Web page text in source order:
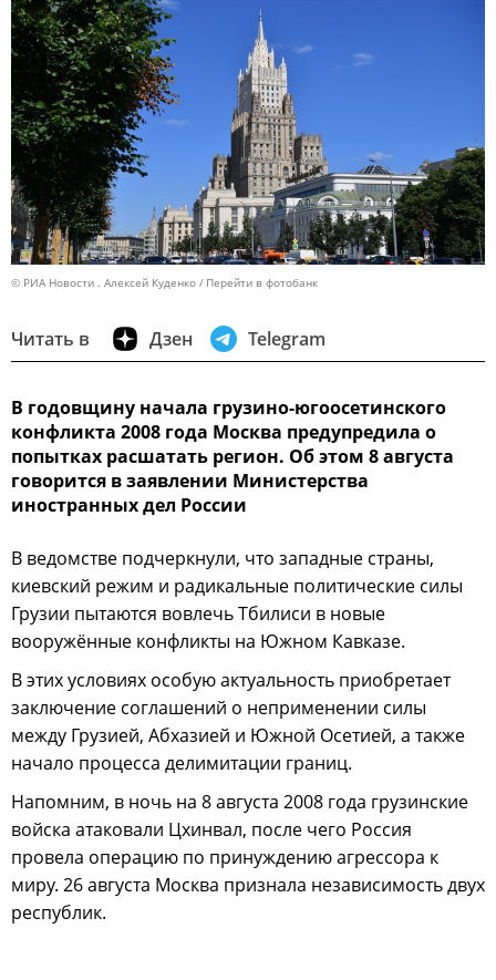
© РИА Новости . Алексей Куденко Перейти в фотобанк
Читать в Дзен Telegram
В годовщину начала грузино-югоосетинского
конфликта 2008 года Москва предупредила о
попытках расшатать регион. Об этом 8 августа
говорится в заявлении Министерства
иностранных дел России
В ведомстве подчеркнули, что западные страны,
киевский режим и радикальные политические силы
Грузии пытаются вовлечь Тбилиси в новые
вооружённые конфликты на Южном Кавказе.
В этих условиях особую актуальность приобретает
заключение соглашений о неприменении силы
между Грузией, Абхазией и Южной Осетией, а также
начало процесса делимитации границ.
Напомним, в ночь на 8 августа 2008 года грузинские
войска атаковали Цхинвал, после чего Россия
провела операцию по принуждению агрессора к
миру. 26 августа Москва признала независимость двух
республик.